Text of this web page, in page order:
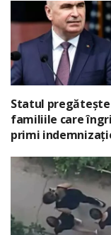
Statul
familiile care
primi